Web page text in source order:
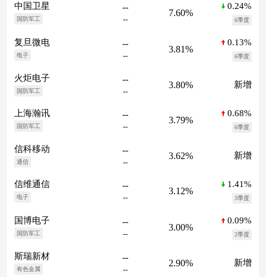
中国卫星
国防军工
--
--
7.60%
0.24%
6季度
复旦微电
电子
--
--
3.81%
0.13%
6季度
火炬电子
国防军工
--
--
3.80% 新增
上海瀚讯
国防军工
--
--
3.79%
0.68%
6季度
信科移动
通信
--
--
3.62% 新增
信维通信
电子
--
--
3.12%
1.41%
3季度
国博电子
国防军工
--
--
3.00%
0.09%
2季度
斯瑞新材
有色金属
--
--
2.90% 新增